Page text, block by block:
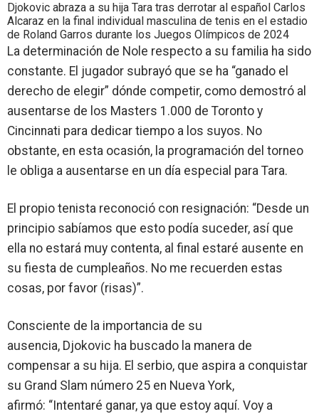
Djokovic abraza a su hija Tara tras derrotar al español Carlos
Alcaraz en la final individual masculina de tenis en el estadio
de Roland Garros durante los Juegos Olímpicos de 2024
La determinación de Nole respecto a su familia ha sido
constante. El jugador subrayó que se ha “ganado el
derecho de elegir” dónde competir, como demostró al
ausentarse de los Masters 1.000 de Toronto y
Cincinnati para dedicar tiempo a los suyos. No
obstante, en esta ocasión, la programación del torneo
le obliga a ausentarse en un día especial para Tara.
El propio tenista reconoció con resignación: “Desde un
principio sabíamos que esto podía suceder, así que
ella no estará muy contenta, al final estaré ausente en
su fiesta de cumpleaños. No me recuerden estas
cosas, por favor (risas)”.
Consciente de la importancia de su
ausencia, Djokovic ha buscado la manera de
compensar a su hija. El serbio, que aspira a conquistar
su Grand Slam número 25 en Nueva York,
afirmó: “Intentaré ganar, ya que estoy aquí. Voy a